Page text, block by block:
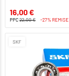
16,00 €
PPC22,00 € -27% REMISE
SKF